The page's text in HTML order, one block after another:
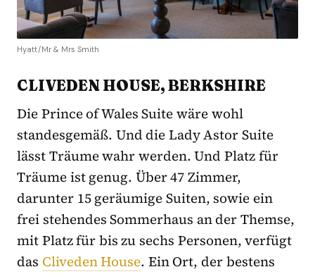
Hyatt/Mr & Mrs Smith
CLIVEDEN HOUSE, BERKSHIRE
Die Prince of Wales Suite wäre wohl
standesgemäß. Und die Lady Astor Suite
lässt Träume wahr werden. Und Platz für
Träume ist genug. Über 47 Zimmer,
darunter 15 geräumige Suiten, sowie ein
frei stehendes Sommerhaus an der Themse,
mit Platz für bis zu sechs Personen, verfügt
das Cliveden House. Ein Ort, der bestens